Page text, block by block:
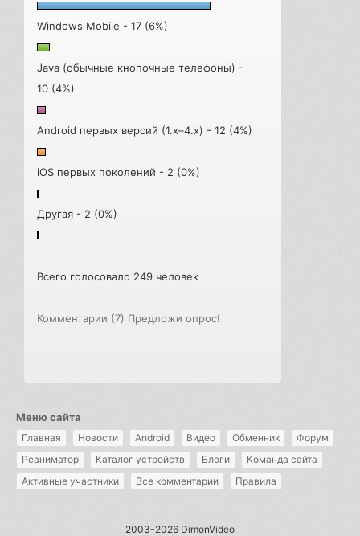
Windows Mobile - 17 (6%)
Java (обычные кнопочные телефоны) -
10 (4%)
Android первых версий (1.x–4.x) - 12 (4%)
iOS первых поколений - 2 (0%)
Другая - 2 (0%)
Всего голосовало 249 человек
Комментарии (7) Предложи опрос!
Меню сайта
Главная Новости Android Видео Обменник
Форум
Реаниматор
Каталог устройств Блоги
Команда сайта
Активные участники
Все комментарии Правила
2003-2026 DimonVideo